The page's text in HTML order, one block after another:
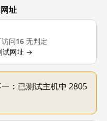
址
问16 无判定
试网址 →
：已测试主机中 2805